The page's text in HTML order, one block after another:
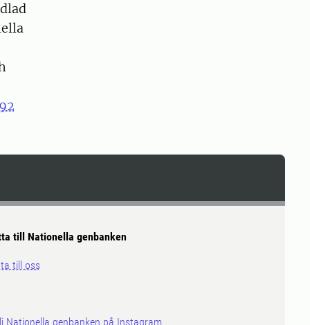
till Nationella genbanken
till oss
Nationella genbanken på Instagram